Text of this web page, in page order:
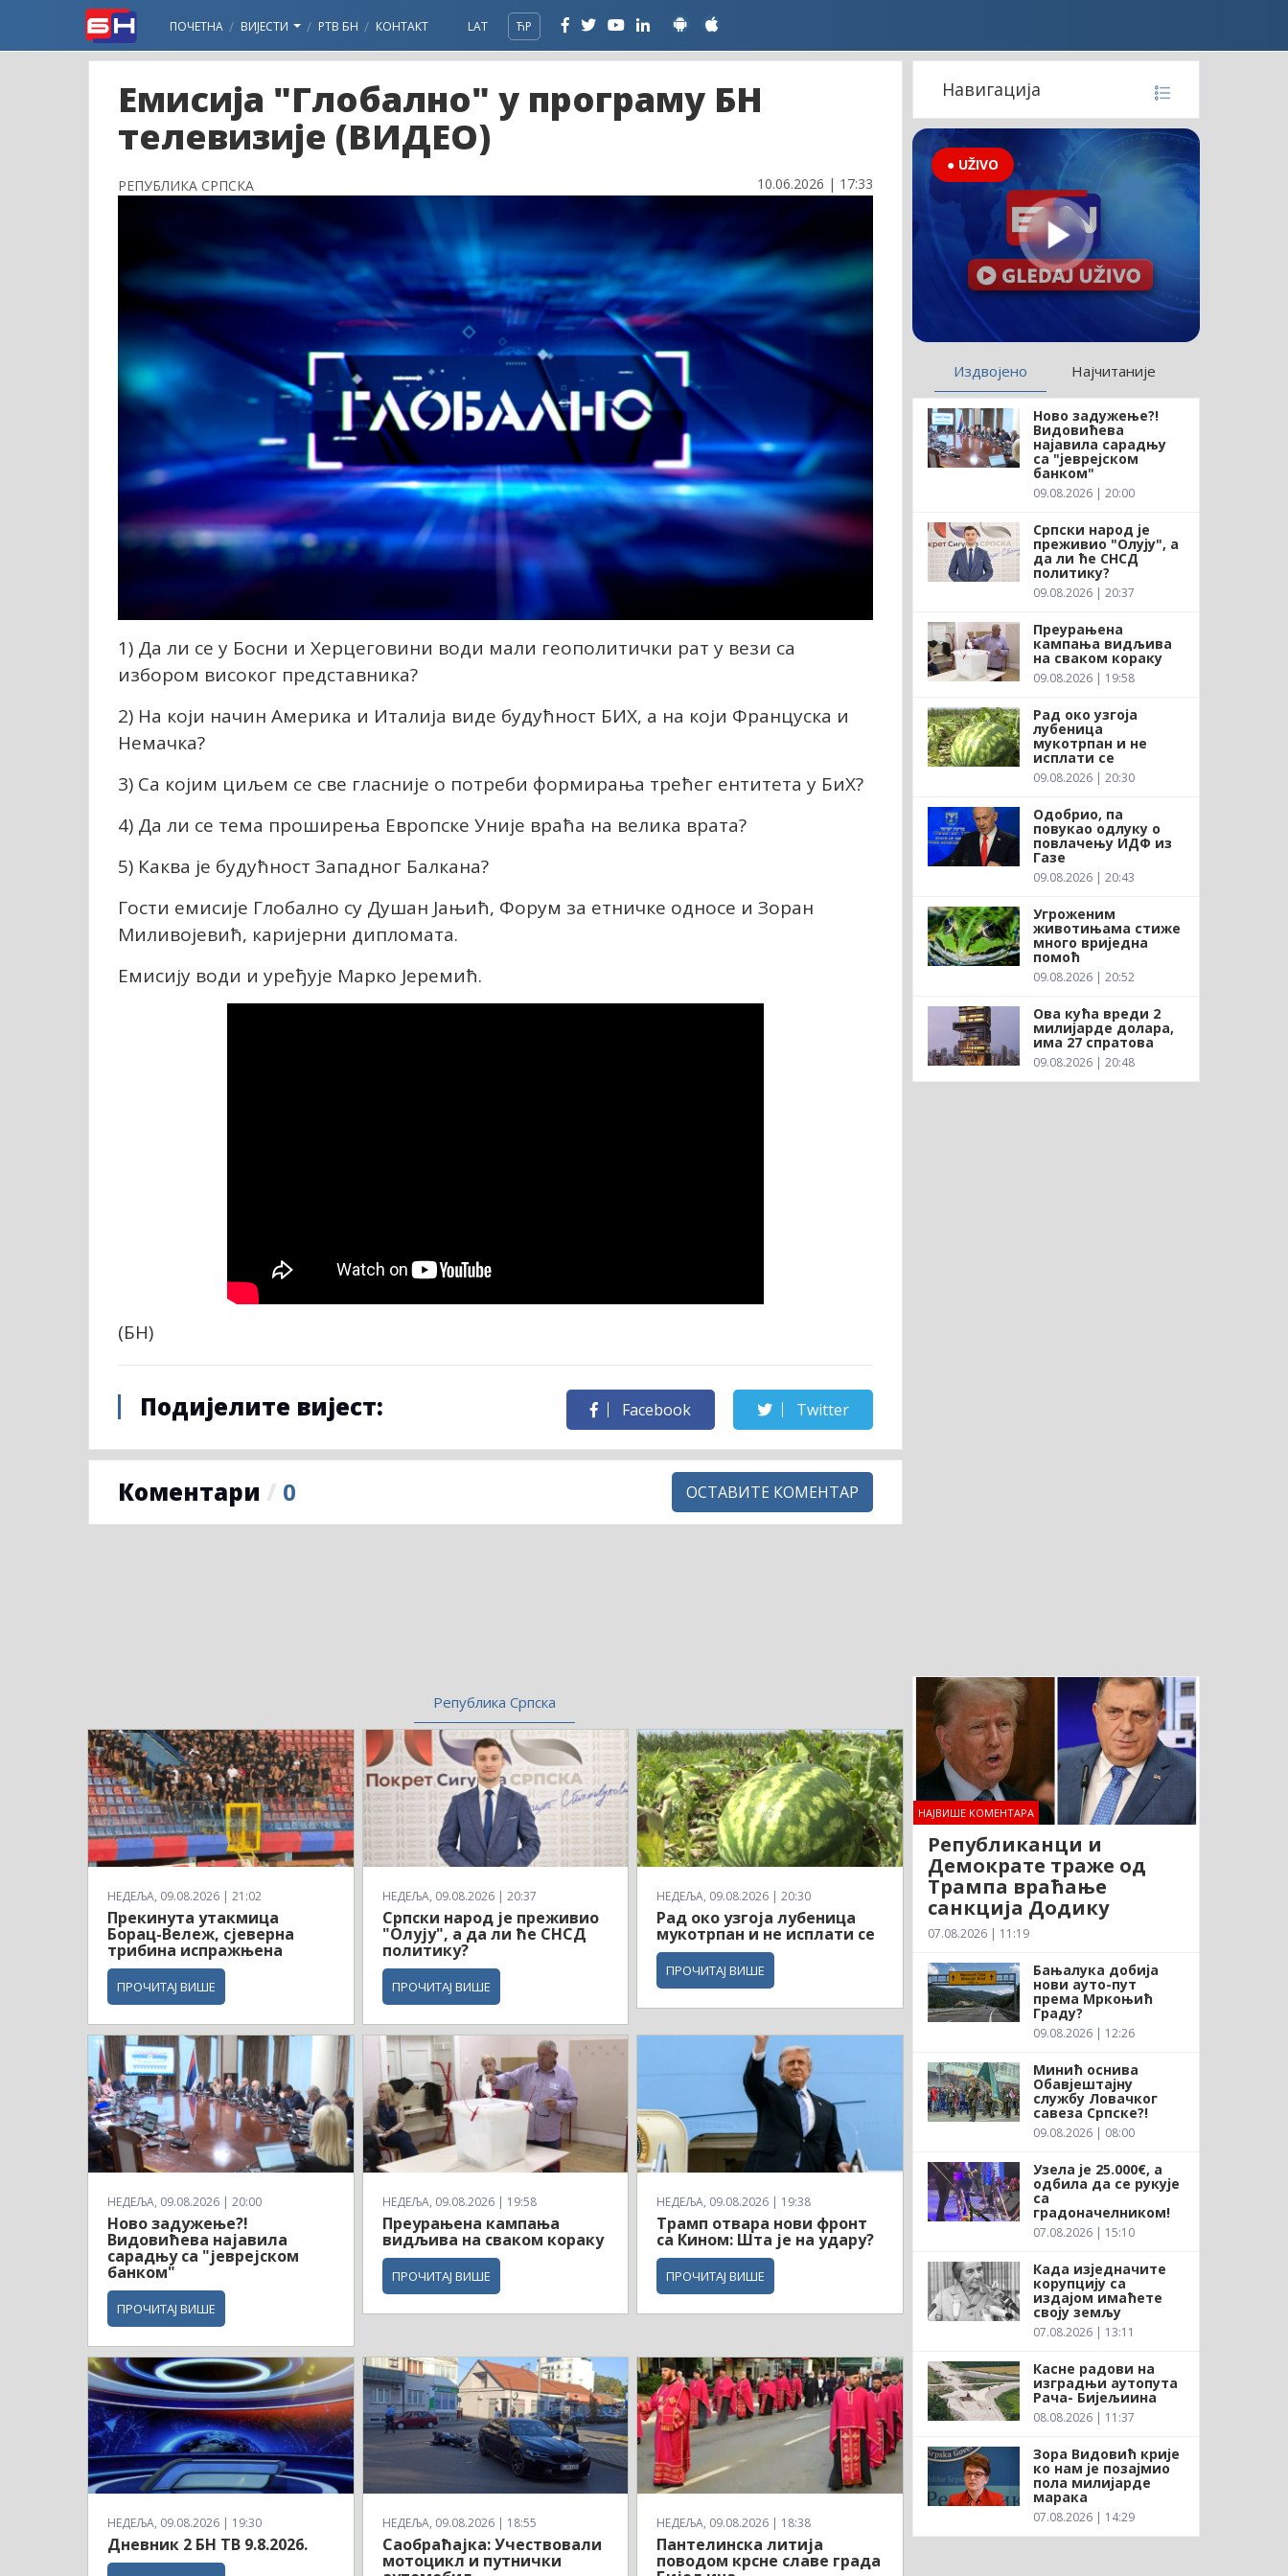
ПОЧЕТНА ВИЈЕСТИ РТВ БН КОНТАКТ LAT ЋР
Емисија "Глобално" у програму БН
телевизије (ВИДЕО)
РЕПУБЛИКА СРПСКА 10.06.2026 | 17:33
1) Да ли се у Босни и Херцеговини води мали геополитички рат у вези са
избором високог представника?
2) На који начин Америка и Италија виде будућност БИХ, а на који Француска и
Немачка?
3) Са којим циљем се све гласније о потреби формирања трећег ентитета у БиХ?
4) Да ли се тема проширења Европске Уније враћа на велика врата?
5) Каква је будућност Западног Балкана?
Гости емисије Глобално су Душан Јањић, Форум за етничке односе и Зоран
Миливојевић, каријерни дипломата.
Емисију води и уређује Марко Јеремић.
(БН)
Подијелите вијест: Facebook Twitter
Коментари / 0 ОСТАВИТЕ КОМЕНТАР
Република Српска
НЕДЕЉА, 09.08.2026 | 21:02
Прекинута утакмица
Борац-Вележ, сјеверна
трибина испражњена
ПРОЧИТАЈ ВИШЕ
НЕДЕЉА, 09.08.2026 | 20:37
Српски народ је преживио
"Олују", а да ли ће СНСД
политику?
ПРОЧИТАЈ ВИШЕ
НЕДЕЉА, 09.08.2026 | 20:30
Рад око узгоја лубеница
мукотрпан и не исплати се
ПРОЧИТАЈ ВИШЕ
НЕДЕЉА, 09.08.2026 | 20:00
Ново задужење?!
Видовићева најавила
сарадњу са "јеврејском
банком"
ПРОЧИТАЈ ВИШЕ
НЕДЕЉА, 09.08.2026 | 19:58
Преурањена кампања
видљива на сваком кораку
ПРОЧИТАЈ ВИШЕ
НЕДЕЉА, 09.08.2026 | 19:38
Трамп отвара нови фронт
са Кином: Шта је на удару?
ПРОЧИТАЈ ВИШЕ
НЕДЕЉА, 09.08.2026 | 19:30
Дневник 2 БН ТВ 9.8.2026.
НЕДЕЉА, 09.08.2026 | 18:55
Саобраћајка: Учествовали
мотоцикл и путнички
НЕДЕЉА, 09.08.2026 | 18:38
Пантелинска литија
поводом крсне славе града
Навигација
● UŽIVO
Издвојено Најчитаније
Ново задужење?!
Видовићева
најавила сарадњу
са "јеврејском
банком"
09.08.2026 | 20:00
Српски народ је
преживио "Олују", а
да ли ће СНСД
политику?
09.08.2026 | 20:37
Преурањена
кампања видљива
на сваком кораку
09.08.2026 | 19:58
Рад око узгоја
лубеница
мукотрпан и не
исплати се
09.08.2026 | 20:30
Одобрио, па
повукао одлуку о
повлачењу ИДФ из
Газе
09.08.2026 | 20:43
Угроженим
животињама стиже
много вриједна
помоћ
09.08.2026 | 20:52
Ова кућа вреди 2
милијарде долара,
има 27 спратова
09.08.2026 | 20:48
НАЈВИШЕ КОМЕНТАРА
Републиканци и
Демократе траже од
Трампа враћање
санкција Додику
07.08.2026 | 11:19
Бањалука добија
нови ауто-пут
према Мркоњић
Граду?
09.08.2026 | 12:26
Минић оснива
Обавјештајну
службу Ловачког
савеза Српске?!
09.08.2026 | 08:00
Узела је 25.000€, а
одбила да се рукује
са
градоначелником!
07.08.2026 | 15:10
Када изједначите
корупцију са
издајом имаћете
своју земљу
07.08.2026 | 13:11
Касне радови на
изградњи аутопута
Рача- Бијељиина
08.08.2026 | 11:37
Зора Видовић крије
ко нам је позајмио
пола милијарде
марака
07.08.2026 | 14:29